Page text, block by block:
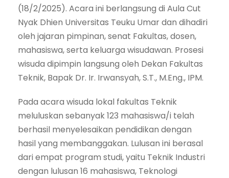
(18/2/2025). Acara ini berlangsung di Aula Cut
Nyak Dhien Universitas Teuku Umar dan dihadiri
oleh jajaran pimpinan, senat Fakultas, dosen,
mahasiswa, serta keluarga wisudawan. Prosesi
wisuda dipimpin langsung oleh Dekan Fakultas
Teknik, Bapak Dr. Ir. Irwansyah, S.T., M.Eng., IPM.
Pada acara wisuda lokal fakultas Teknik
meluluskan sebanyak 123 mahasiswa/i telah
berhasil menyelesaikan pendidikan dengan
hasil yang membanggakan. Lulusan ini berasal
dari empat program studi, yaitu Teknik Industri
dengan lulusan 16 mahasiswa, Teknologi